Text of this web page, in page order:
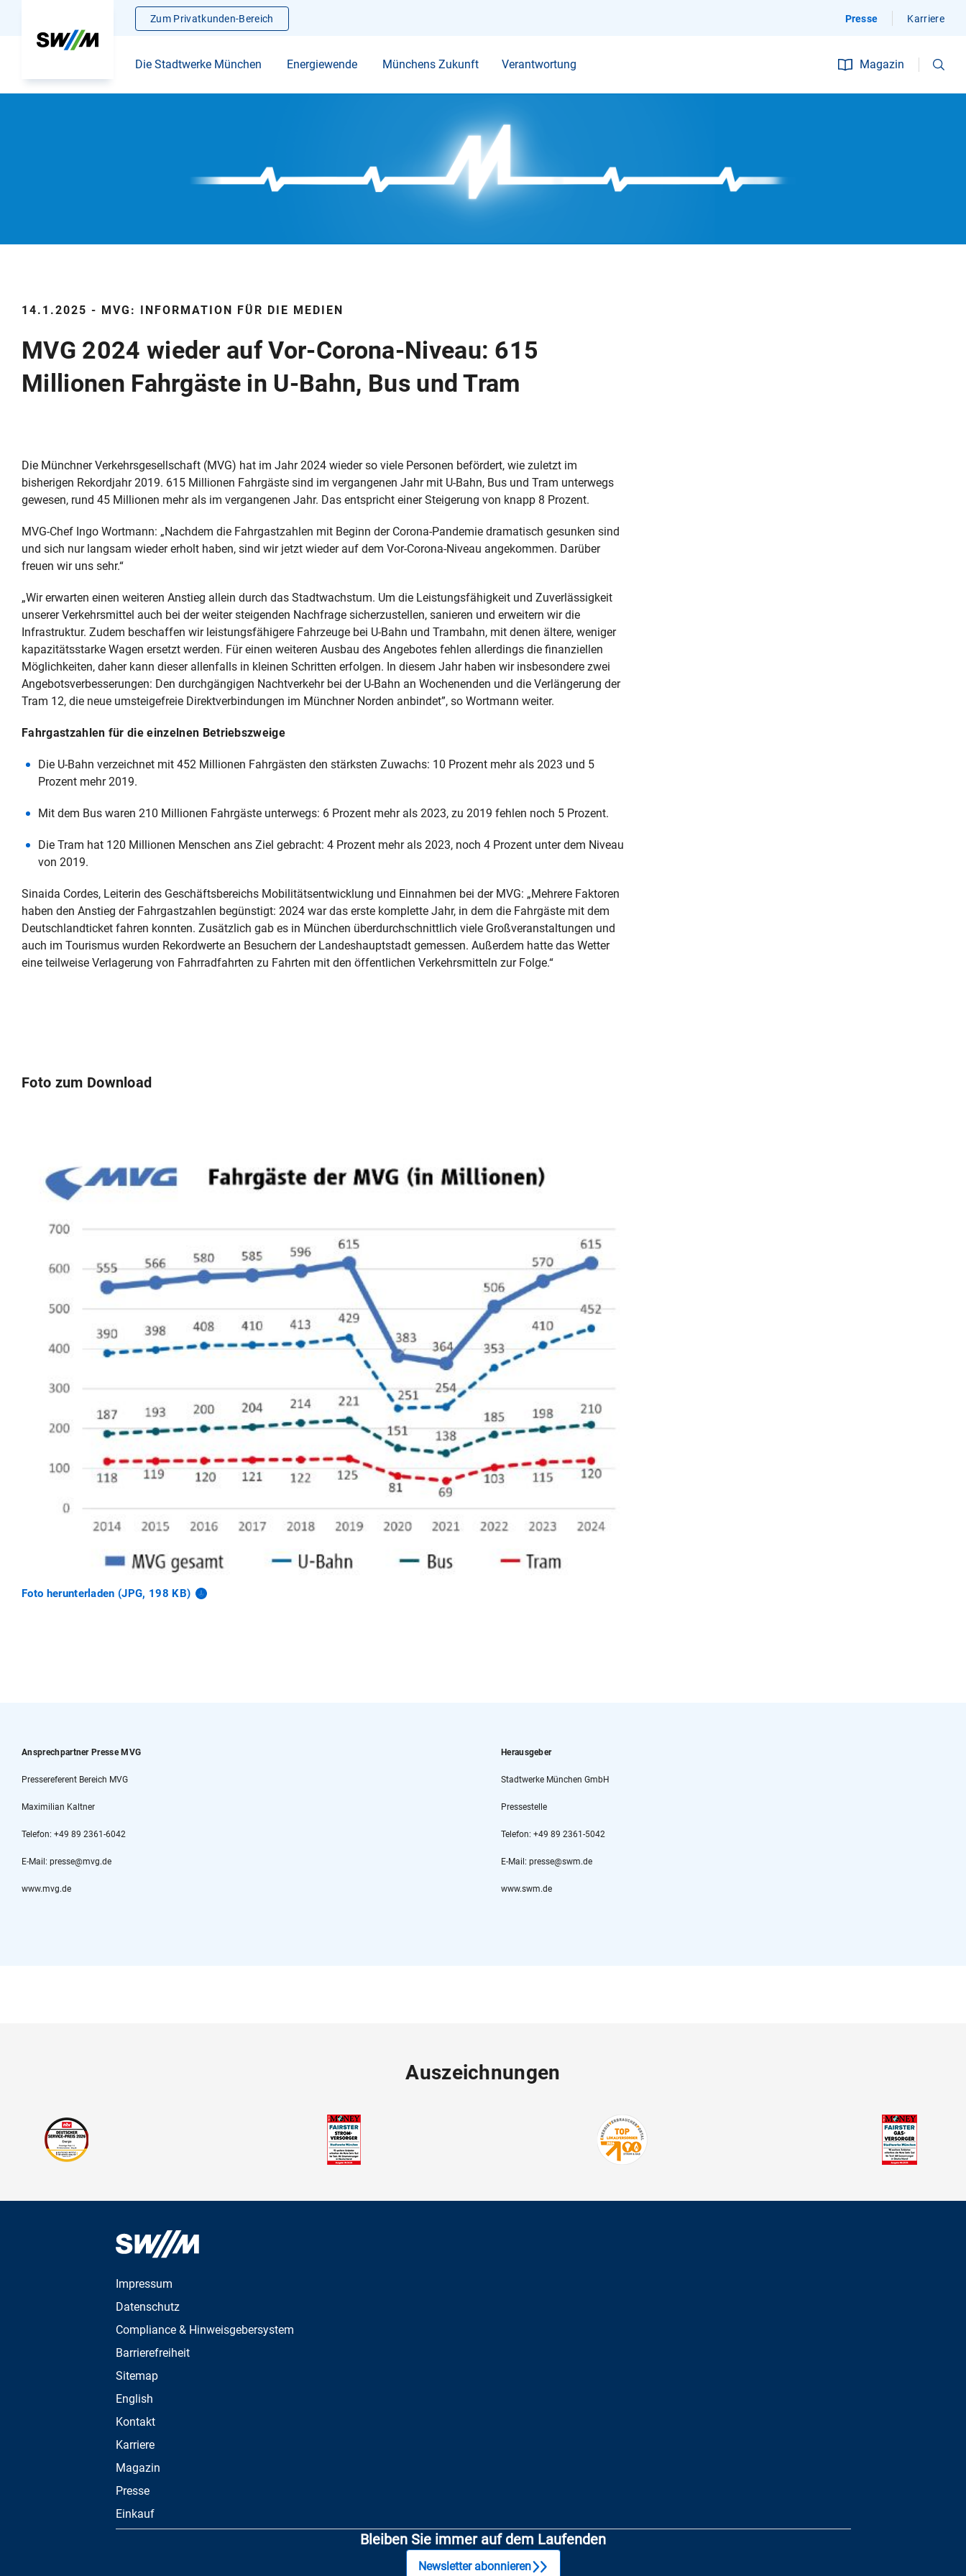
Zum Privatkunden-Bereich Presse Karriere
Die Stadtwerke München Energiewende Münchens Zukunft Verantwortung Magazin
14.1.2025 - MVG: INFORMATION FÜR DIE MEDIEN
MVG 2024 wieder auf Vor-Corona-Niveau: 615
Millionen Fahrgäste in U-Bahn, Bus und Tram
Die Münchner Verkehrsgesellschaft (MVG) hat im Jahr 2024 wieder so viele Personen befördert, wie zuletzt im
bisherigen Rekordjahr 2019. 615 Millionen Fahrgäste sind im vergangenen Jahr mit U-Bahn, Bus und Tram unterwegs
gewesen, rund 45 Millionen mehr als im vergangenen Jahr. Das entspricht einer Steigerung von knapp 8 Prozent.
MVG-Chef Ingo Wortmann: „Nachdem die Fahrgastzahlen mit Beginn der Corona-Pandemie dramatisch gesunken sind
und sich nur langsam wieder erholt haben, sind wir jetzt wieder auf dem Vor-Corona-Niveau angekommen. Darüber
freuen wir uns sehr.“
„Wir erwarten einen weiteren Anstieg allein durch das Stadtwachstum. Um die Leistungsfähigkeit und Zuverlässigkeit
unserer Verkehrsmittel auch bei der weiter steigenden Nachfrage sicherzustellen, sanieren und erweitern wir die
Infrastruktur. Zudem beschaffen wir leistungsfähigere Fahrzeuge bei U-Bahn und Trambahn, mit denen ältere, weniger
kapazitätsstarke Wagen ersetzt werden. Für einen weiteren Ausbau des Angebotes fehlen allerdings die finanziellen
Möglichkeiten, daher kann dieser allenfalls in kleinen Schritten erfolgen. In diesem Jahr haben wir insbesondere zwei
Angebotsverbesserungen: Den durchgängigen Nachtverkehr bei der U-Bahn an Wochenenden und die Verlängerung der
Tram 12, die neue umsteigefreie Direktverbindungen im Münchner Norden anbindet”, so Wortmann weiter.
Fahrgastzahlen für die einzelnen Betriebszweige
Die U-Bahn verzeichnet mit 452 Millionen Fahrgästen den stärksten Zuwachs: 10 Prozent mehr als 2023 und 5
Prozent mehr 2019.
Mit dem Bus waren 210 Millionen Fahrgäste unterwegs: 6 Prozent mehr als 2023, zu 2019 fehlen noch 5 Prozent.
Die Tram hat 120 Millionen Menschen ans Ziel gebracht: 4 Prozent mehr als 2023, noch 4 Prozent unter dem Niveau
von 2019.
Sinaida Cordes, Leiterin des Geschäftsbereichs Mobilitätsentwicklung und Einnahmen bei der MVG: „Mehrere Faktoren
haben den Anstieg der Fahrgastzahlen begünstigt: 2024 war das erste komplette Jahr, in dem die Fahrgäste mit dem
Deutschlandticket fahren konnten. Zusätzlich gab es in München überdurchschnittlich viele Großveranstaltungen und
auch im Tourismus wurden Rekordwerte an Besuchern der Landeshauptstadt gemessen. Außerdem hatte das Wetter
eine teilweise Verlagerung von Fahrradfahrten zu Fahrten mit den öffentlichen Verkehrsmitteln zur Folge.“
Foto zum Download
Foto herunterladen (JPG, 198 KB)
Ansprechpartner Presse MVG
Pressereferent Bereich MVG
Maximilian Kaltner
Telefon: +49 89 2361-6042
E-Mail: presse@mvg.de
www.mvg.de
Herausgeber
Stadtwerke München GmbH
Pressestelle
Telefon: +49 89 2361-5042
E-Mail: presse@swm.de
www.swm.de
Auszeichnungen
Impressum
Datenschutz
Compliance & Hinweisgebersystem
Barrierefreiheit
Sitemap
English
Kontakt
Karriere
Magazin
Presse
Einkauf